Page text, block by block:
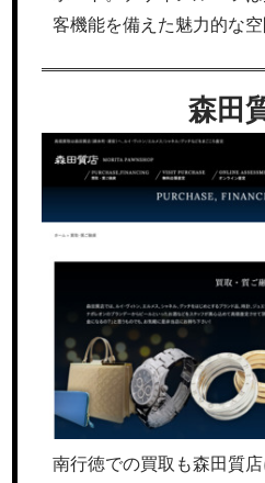
客機能を備えた魅力的な空
森田
南行徳での買取も森田質店